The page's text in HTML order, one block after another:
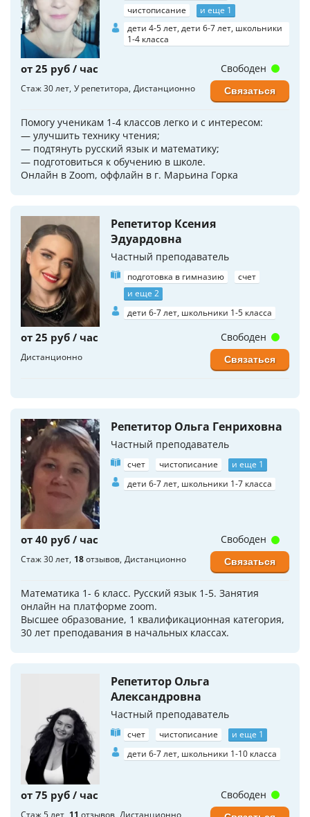
чистописание
и еще 1
дети 4-5 лет, дети 6-7 лет, школьники
1-4 класса
от 25 руб / час
Стаж 30 лет У репетитора Дистанционно
Помогу ученикам 1-4 классов легко и с интересом:
— улучшить технику чтения;
— подтянуть русский язык и математику;
— подготовиться к обучению в школе.
Онлайн в Zoom, оффлайн в г. Марьина Горка
Свободен
Связаться
Репетитор Ксения
Эдуардовна
Частный преподаватель
подготовка в гимназию
счет
и еще 2
дети 6-7 лет, школьники 1-5 класса
от 25 руб / час
Дистанционно
Свободен
Связаться
Репетитор Ольга Генриховна
Частный преподаватель
счет чистописание
и еще 1
дети 6-7 лет, школьники 1-7 класса
от 40 руб / час
Стаж 30 лет 18отзывов Дистанционно
Математика 1- 6 класс. Русский язык 1-5. Занятия
онлайн на платформе zoom.
Высшее образование, 1 квалификационная категория,
30 лет преподавания в начальных классах.
Свободен
Связаться
Репетитор Ольга
Александровна
Частный преподаватель
счет чистописание
и еще 1
дети 6-7 лет, школьники 1-10 класса
от 75 руб / час
Стаж 5 лет 11 отзывов Дистанционно
Свободен